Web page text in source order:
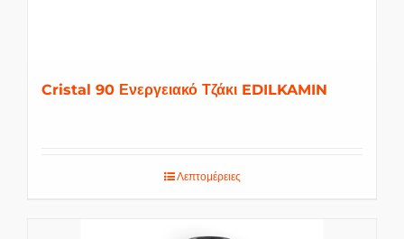
Cristal 90 Ενεργειακό Τζάκι EDILKAMIN
Λεπτομέρειες